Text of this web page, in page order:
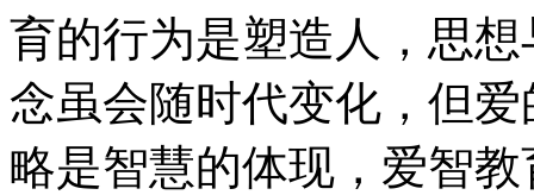
育的行为是塑造人，思
念虽会随时代变化，但
略是智慧的体现，爱智